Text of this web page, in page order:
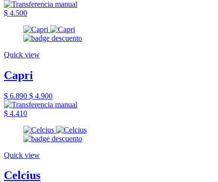
$ 4.500
Quick view
Capri
$ 6.890 $ 4.900
$ 4.410
Quick view
Celcius